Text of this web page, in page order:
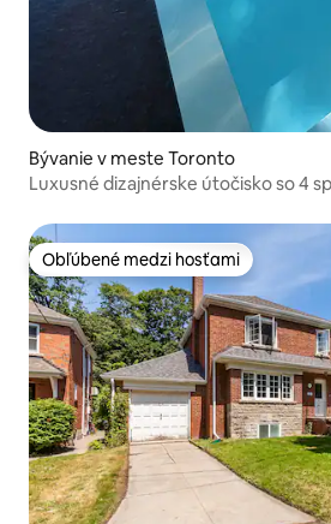
Bývanie v meste Toronto
Luxusné dizajnérske útočisko so 4
Obľúbené medzi hosťami
Obľúbené medzi hosťami